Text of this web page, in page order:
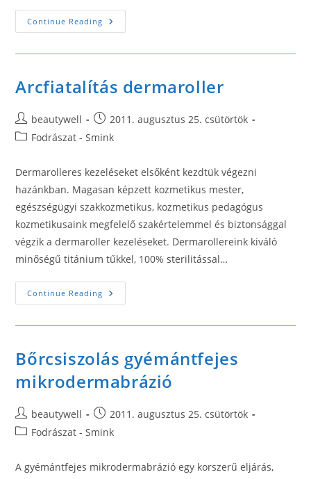
Continue Reading Női
Hajbeültetés
Arcfiatalítás dermaroller
Post
author:
beautywell
Post
published:
2011. augusztus 25. csütörtök
PostFodrászat - Smink
Dermarolleres kezeléseket elsőként kezdtük végezni
hazánkban. Magasan képzett kozmetikus mester,
egészségügyi szakkozmetikus, kozmetikus pedagógus
kozmetikusaink megfelelő szakértelemmel és biztonsággal
végzik a dermaroller kezeléseket. Dermarollereink kiváló
minőségű titánium tűkkel, 100% sterilitással…
Continue Reading Arcfiatalítás
Dermaroller
Bőrcsiszolás gyémántfejes
mikrodermabrázió
Post
author:
beautywell
Post
published:
2011. augusztus 25. csütörtök
PostFodrászat - Smink
A gyémántfejes mikrodermabrázió egy korszerű eljárás,